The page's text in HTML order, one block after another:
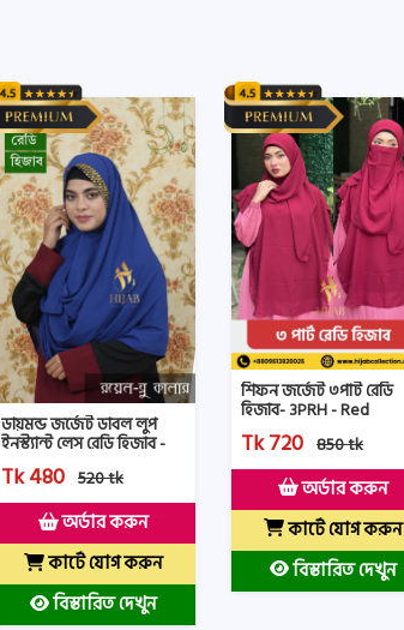
ডায়মন্ড জর্জেট ডাবল লুপ
ইনস্ট্যান্ট লেস রেডি হিজাব -
HLRH-Royel Blue Color
Tk 480 520 tk
অর্ডার করুন
কার্টে যোগ করুন
বিস্তারিত দেখুন
শিফন জর্জেট ৩পার্ট রেডি
হিজাব- 3PRH - Red
Maroon Color
Tk 720 850 tk
অর্ডার করুন
কার্টে যোগ করুন
বিস্তারিত দেখুন